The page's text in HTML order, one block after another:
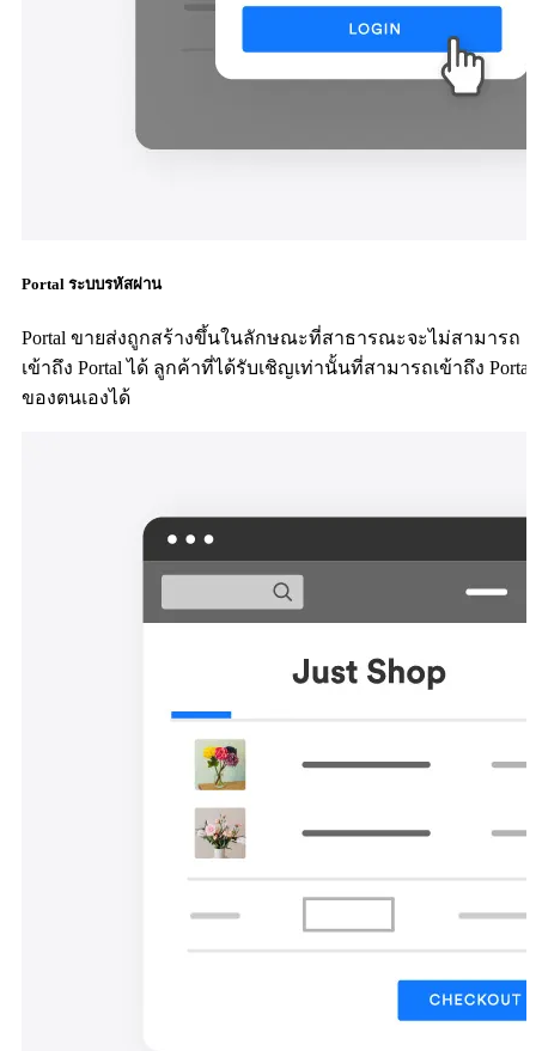
Portal ระบบรหัสผ่าน
Portal ขายส่งถูกสร้างขึ้นในลักษณะที่สาธารณะจะไม่สามารถ
เข้าถึง Portal ได้ ลูกค้าที่ได้รับเชิญเท่านั้นที่สามารถเข้าถึง Portal
ของตนเองได้